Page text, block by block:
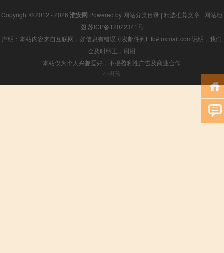
Copyright © 2012 - 2026 淮安网 Powered by 网站分类目录 | 精选推荐文章 | 网站地
图 苏ICP备12022341号
声明：本站内容来自互联网，如信息有错误可发邮件到f_fb#foxmail.com说明，我们
会及时纠正，谢谢
本站仅为个人兴趣爱好，不接盈利性广告及商业合作
小男孩